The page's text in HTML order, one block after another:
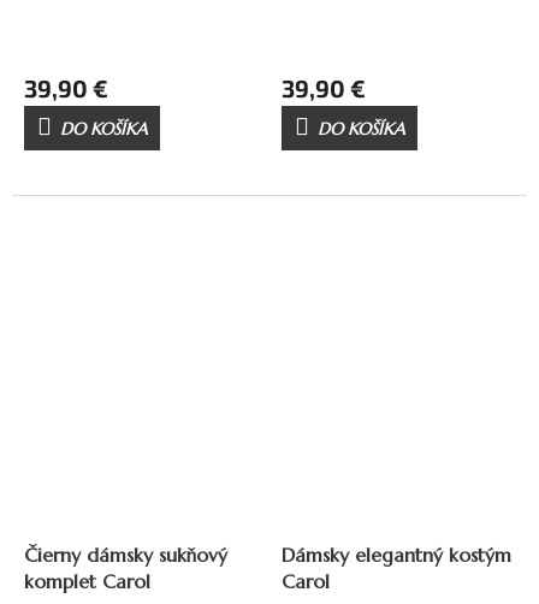
39,90 €
DO KOŠÍKA
39,90 €
DO KOŠÍKA
Čierny dámsky sukňový
komplet Carol
Dámsky elegantný kostým
Carol